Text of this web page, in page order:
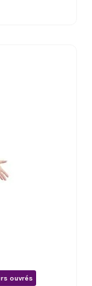
ouvrés